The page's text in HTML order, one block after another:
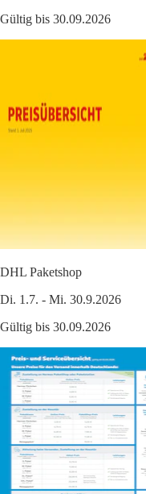
Gültig bis 30.09.2026
DHL Paketshop
Di. 1.7. - Mi. 30.9.2026
Gültig bis 30.09.2026